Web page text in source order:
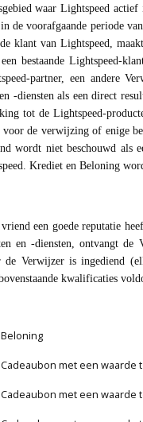
waar Lightspeed
de voorafgaande periode
klant van Lightspeed,
bestaande Lightspeed-
partner, een andere
-diensten als een direct
tot de Lightspeed-
voor de verwijzing of enige
wordt niet beschouwd
Krediet en Beloning
vriend een goede reputatie
en -diensten, ontvangt
de Verwijzer is ingediend
kwalificaties
Beloning
Cadeaubon met een waarde
Cadeaubon met een waarde